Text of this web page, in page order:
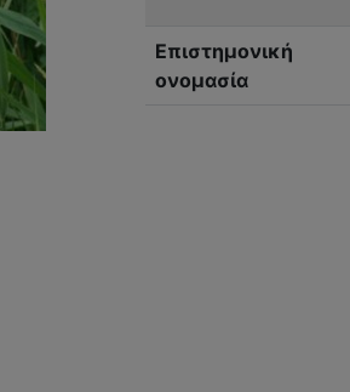
Επιστημονική
ονομασία